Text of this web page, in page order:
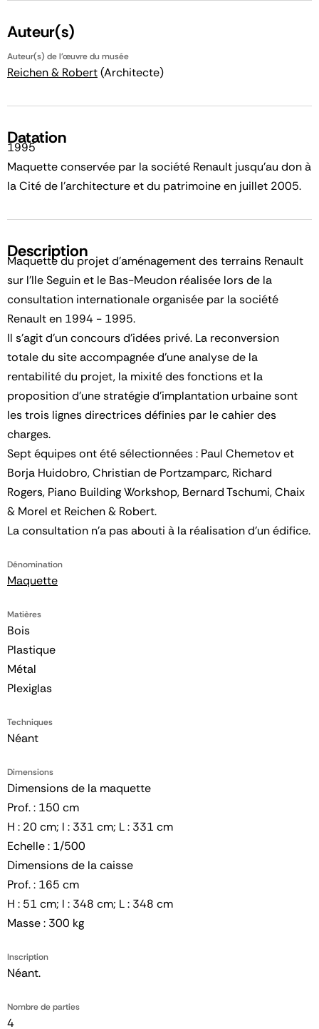
Auteur(s)
Auteur(s) de l'œuvre du musée
Reichen & Robert(Architecte)
Datation
1995
Maquette conservée par la société Renault jusqu'au don à
la Cité de l'architecture et du patrimoine en juillet 2005.
Description
Maquette du projet d'aménagement des terrains Renault
sur l'Ile Seguin et le Bas-Meudon réalisée lors de la
consultation internationale organisée par la société
Renault en 1994 - 1995.
Il s'agit d'un concours d'idées privé. La reconversion
totale du site accompagnée d'une analyse de la
rentabilité du projet, la mixité des fonctions et la
proposition d'une stratégie d'implantation urbaine sont
les trois lignes directrices définies par le cahier des
charges.
Sept équipes ont été sélectionnées : Paul Chemetov et
Borja Huidobro, Christian de Portzamparc, Richard
Rogers, Piano Building Workshop, Bernard Tschumi, Chaix
& Morel et Reichen & Robert.
La consultation n'a pas abouti à la réalisation d'un édifice.
Dénomination
Maquette
Matières
Bois
Plastique
Métal
Plexiglas
Techniques
Néant
Dimensions
Dimensions de la maquette
Prof. : 150 cm
H : 20 cm; l : 331 cm; L : 331 cm
Echelle : 1/500
Dimensions de la caisse
Prof. : 165 cm
H : 51 cm; l : 348 cm; L : 348 cm
Masse : 300 kg
Inscription
Néant.
Nombre de parties
4